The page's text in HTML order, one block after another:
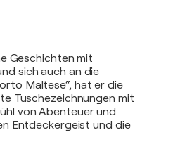
Geschichten mit
sich auch an die
Maltese“, hat er die
Tuschezeichnungen mit
von Abenteuer und
Entdeckergeist und die